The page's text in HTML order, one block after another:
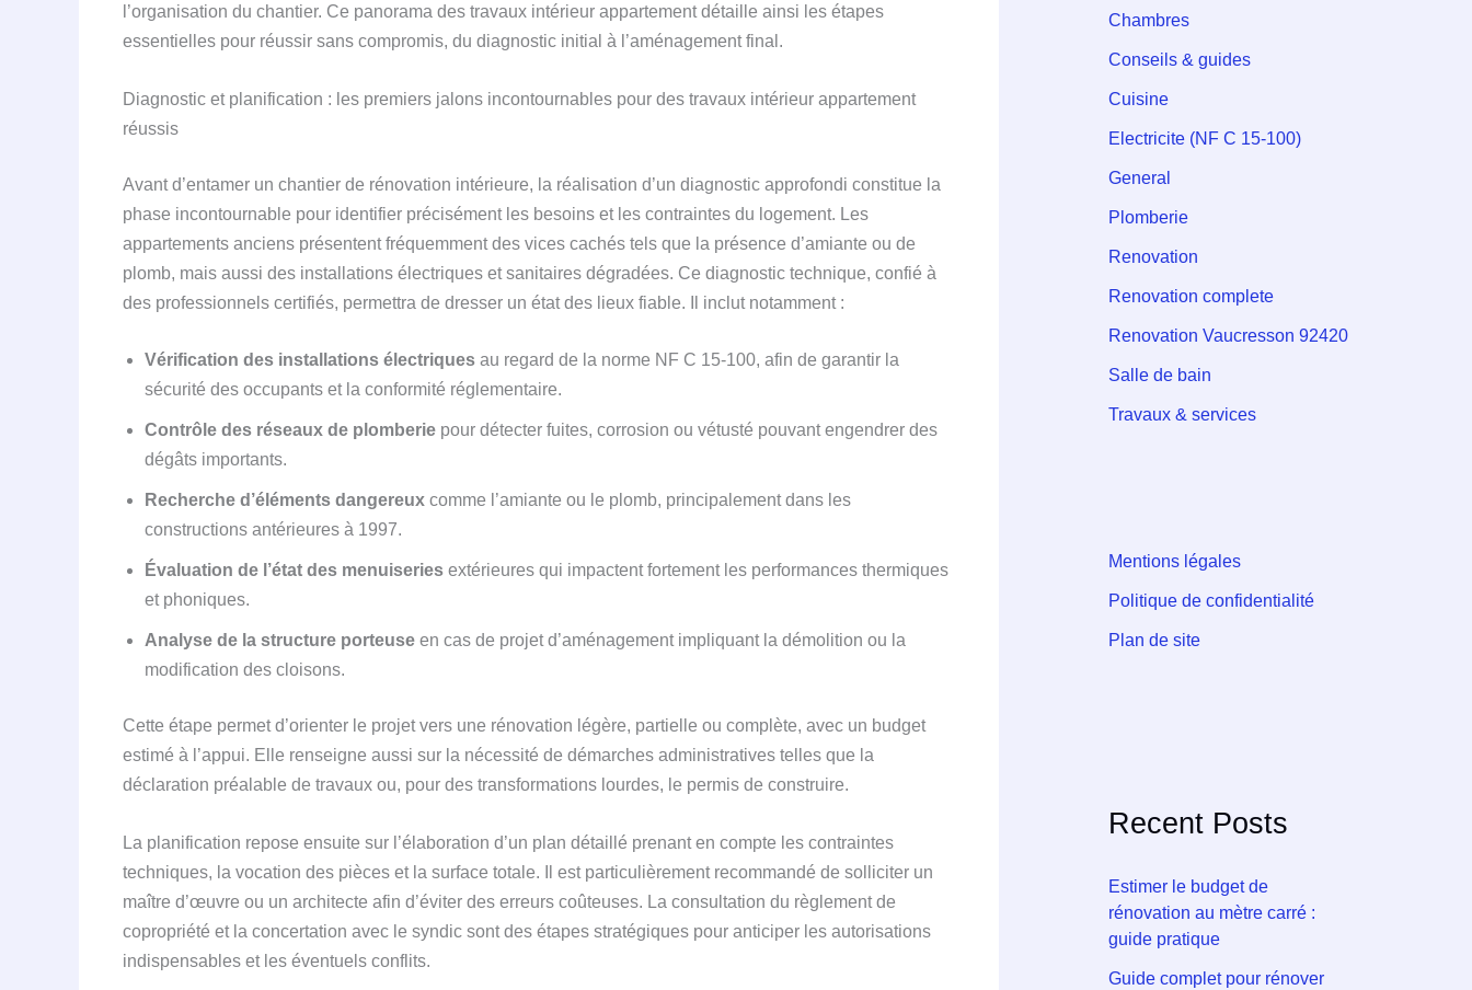
l’organisation du chantier. Ce panorama des travaux intérieur appartement détaille ainsi les étapes
essentielles pour réussir sans compromis, du diagnostic initial à l’aménagement final.
Diagnostic et planification : les premiers jalons incontournables pour des travaux intérieur appartement
réussis
Avant d’entamer un chantier de rénovation intérieure, la réalisation d’un diagnostic approfondi constitue la
phase incontournable pour identifier précisément les besoins et les contraintes du logement. Les
appartements anciens présentent fréquemment des vices cachés tels que la présence d’amiante ou de
plomb, mais aussi des installations électriques et sanitaires dégradées. Ce diagnostic technique, confié à
des professionnels certifiés, permettra de dresser un état des lieux fiable. Il inclut notamment :
Vérification des installations électriques au regard de la norme NF C 15-100, afin de garantir la
sécurité des occupants et la conformité réglementaire.
Contrôle des réseaux de plomberie pour détecter fuites, corrosion ou vétusté pouvant engendrer des
dégâts importants.
Recherche d’éléments dangereux comme l’amiante ou le plomb, principalement dans les
constructions antérieures à 1997.
Évaluation de l’état des menuiseries extérieures qui impactent fortement les performances thermiques
et phoniques.
Analyse de la structure porteuse en cas de projet d’aménagement impliquant la démolition ou la
modification des cloisons.
Cette étape permet d’orienter le projet vers une rénovation légère, partielle ou complète, avec un budget
estimé à l’appui. Elle renseigne aussi sur la nécessité de démarches administratives telles que la
déclaration préalable de travaux ou, pour des transformations lourdes, le permis de construire.
La planification repose ensuite sur l’élaboration d’un plan détaillé prenant en compte les contraintes
techniques, la vocation des pièces et la surface totale. Il est particulièrement recommandé de solliciter un
maître d’œuvre ou un architecte afin d’éviter des erreurs coûteuses. La consultation du règlement de
copropriété et la concertation avec le syndic sont des étapes stratégiques pour anticiper les autorisations
indispensables et les éventuels conflits.
Chambres
Conseils & guides
Cuisine
Electricite (NF C 15-100)
General
Plomberie
Renovation
Renovation complete
Renovation Vaucresson 92420
Salle de bain
Travaux & services
Mentions légales
Politique de confidentialité
Plan de site
Recent Posts
Estimer le budget de
rénovation au mètre carré :
guide pratique
Guide complet pour rénover